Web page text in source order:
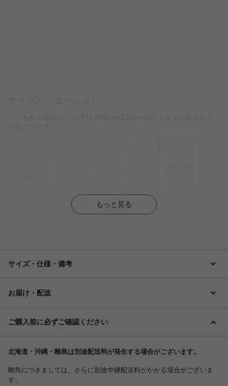
もっと見る
サイズ・仕様・備考
お届け・配送
ご購入前に必ずご確認ください
北海道・沖縄・離島は別途配送料が発生する場合がございます。
離島につきましては、さらに別途中継配送料がかかる場合がございま
す。